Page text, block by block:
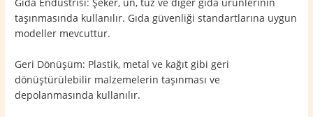
taşınmasında kullanılır. Gıda güvenliği standartlarına uygun
modeller mevcuttur.
Geri Dönüşüm: Plastik, metal ve kağıt gibi geri
dönüştürülebilir malzemelerin taşınması ve
depolanmasında kullanılır.